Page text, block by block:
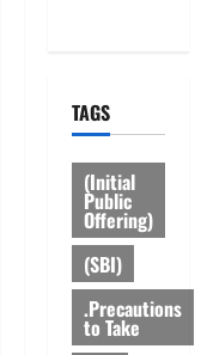
TAGS
(Initial
Public
Offering)
(SBI)
.Precautions
to Take